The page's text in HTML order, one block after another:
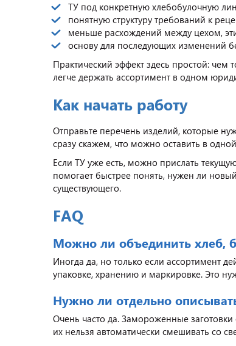
ТУ под конкретную хлебобулочную
понятную структуру требований к
меньше расхождений между цехом,
основу для последующих изменений
Практический эффект здесь простой:
легче держать ассортимент в одном
Как начать работу
Отправьте перечень изделий, которые
сразу скажем, что можно оставить в
Если ТУ уже есть, можно прислать
помогает быстрее понять, нужен ли
существующего.
FAQ
Можно ли объединить хлеб,
Иногда да, но только если ассортимент
упаковке, хранению и маркировке. Это
Нужно ли отдельно
Очень часто да. Замороженные
их нельзя автоматически смешивать со